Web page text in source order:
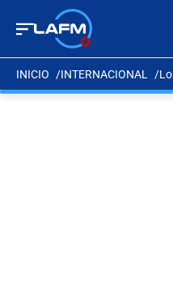
INICIO INTERNACIONAL